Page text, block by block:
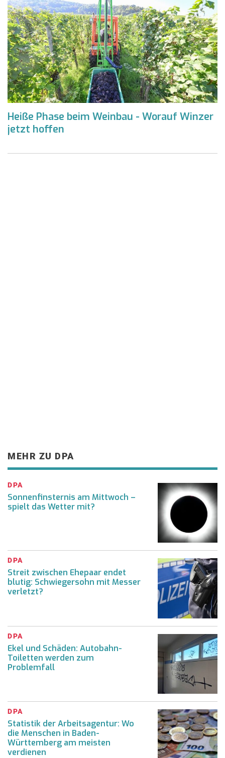
Heiße Phase beim Weinbau - Worauf Winzer
jetzt hoffen
MEHR ZU DPA
DPA
Sonnenfinsternis am Mittwoch –
spielt das Wetter mit?
DPA
Streit zwischen Ehepaar endet
blutig: Schwiegersohn mit Messer
verletzt?
DPA
Ekel und Schäden: Autobahn-
Toiletten werden zum
Problemfall
DPA
Statistik der Arbeitsagentur: Wo
die Menschen in Baden-
Württemberg am meisten
verdienen